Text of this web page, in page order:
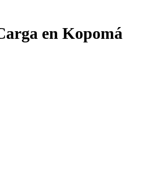
en Kopomá